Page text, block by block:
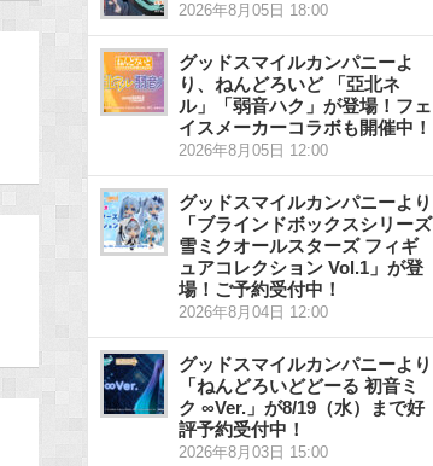
2026年8月05日 18:00
グッドスマイルカンパニーよ
り、ねんどろいど 「亞北ネ
ル」「弱音ハク」が登場！フェ
イスメーカーコラボも開催中！
2026年8月05日 12:00
グッドスマイルカンパニーより
「ブラインドボックスシリーズ
雪ミクオールスターズ フィギ
ュアコレクション Vol.1」が登
場！ご予約受付中！
2026年8月04日 12:00
グッドスマイルカンパニーより
「ねんどろいどどーる 初音ミ
ク ∞Ver.」が8/19（水）まで好
評予約受付中！
2026年8月03日 15:00